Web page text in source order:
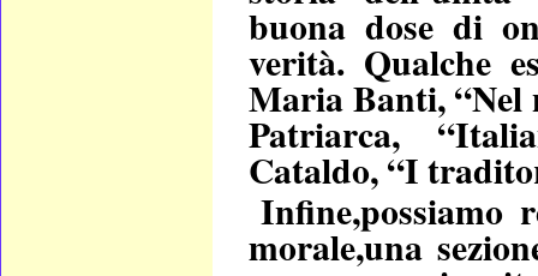
buona dose di
verità. Qualche
Maria Banti, “Nel
Patriarca,
Cataldo, “I
Infine,possiamo
morale,una